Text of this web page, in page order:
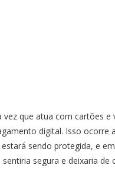
que atua com cartões e
digital. Isso ocorre
sendo protegida, e
segura e deixaria